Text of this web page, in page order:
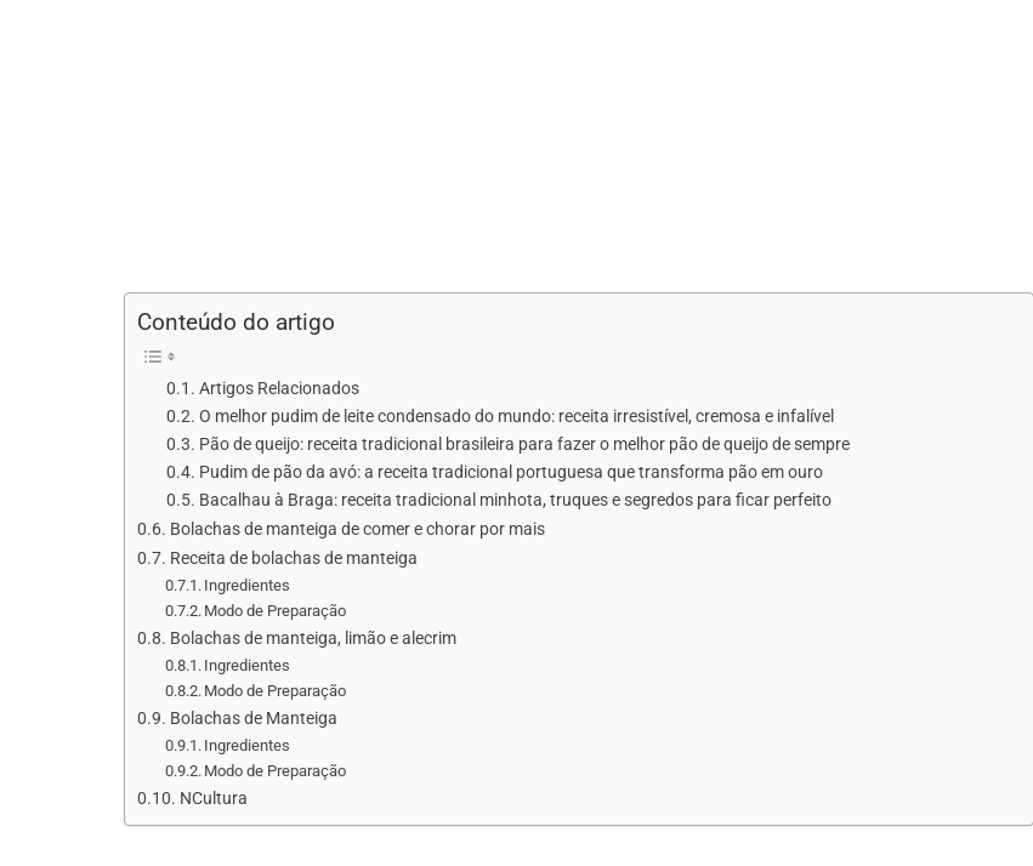
Conteúdo do artigo
Artigos Relacionados
O melhor pudim de leite condensado do mundo: receita irresistível, cremosa e infalível
Pão de queijo: receita tradicional brasileira para fazer o melhor pão de queijo de sempre
Pudim de pão da avó: a receita tradicional portuguesa que transforma pão em ouro
Bacalhau à Braga: receita tradicional minhota, truques e segredos para ficar perfeito
Bolachas de manteiga de comer e chorar por mais
Receita de bolachas de manteiga
Ingredientes
Modo de Preparação
Bolachas de manteiga, limão e alecrim
Ingredientes
Modo de Preparação
Bolachas de Manteiga
Ingredientes
Modo de Preparação
NCultura